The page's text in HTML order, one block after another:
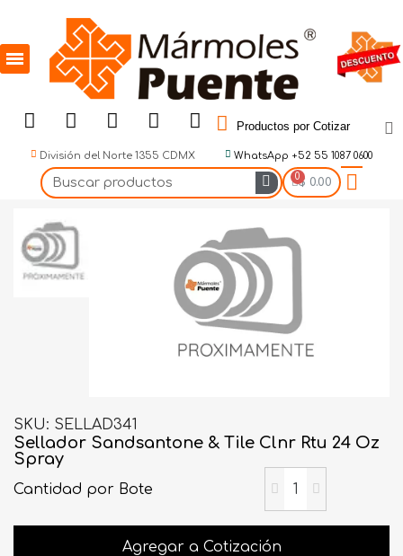
Productos por Cotizar
División del Norte 1355 CDMX WhatsApp +52 55 1087 0600
$ 0.00
SKU SELLAD341
Sellador Sandsantone & Tile Clnr Rtu 24 Oz
Spray
Cantidad por Bote
Agregar a Cotización